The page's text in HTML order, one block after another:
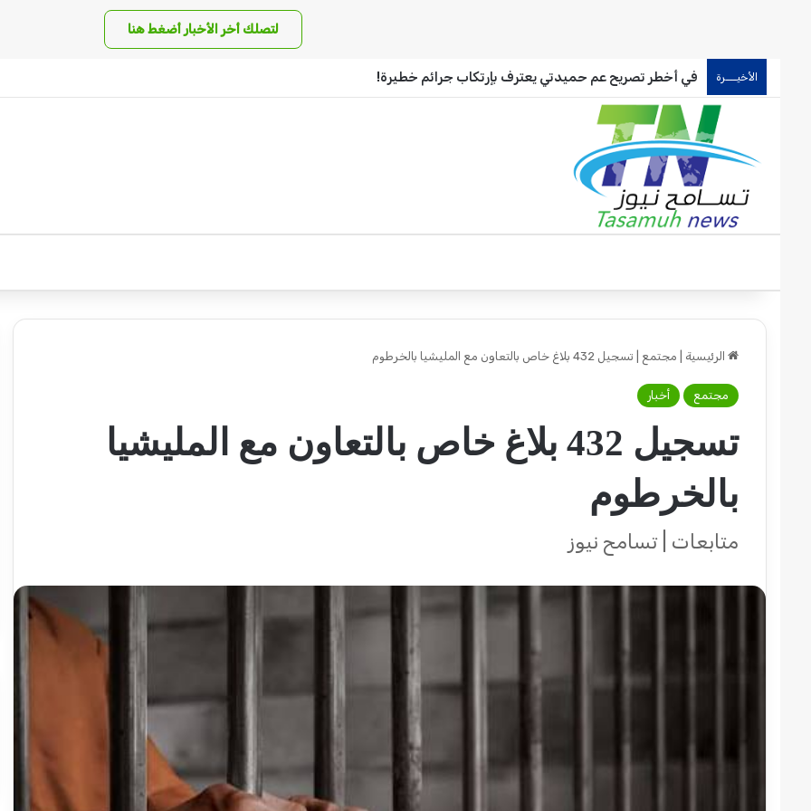
لتصلك أخر الأخبار أضغط هنا
الأخيـــرة في أخطر تصريح عم حميدتي يعترف بإرتكاب جرائم خطيرة!
الرئيسية مجتمع تسجيل 432 بلاغ خاص بالتعاون مع المليشيا بالخرطوم
مجتمع أخبار
تسجيل 432 بلاغ خاص بالتعاون مع المليشيا
بالخرطوم
متابعات | تسامح نيوز